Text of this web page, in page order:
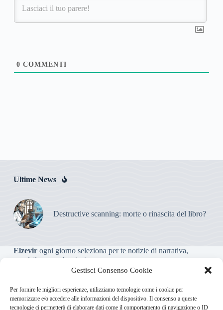
Gestisci Consenso Cookie
Per fornire le migliori esperienze, utilizziamo tecnologie come i cookie per
memorizzare e/o accedere alle informazioni del dispositivo. Il consenso a queste
tecnologie ci permetterà di elaborare dati come il comportamento di navigazione o ID
0 COMMENTI
Ultime News
Destructive scanning: morte o rinascita del libro?
Elzevirogni giorno seleziona per te notizie di narrativa,
saggistica, poesia e teatro.
Testata giornalistica online non iscritta al Tribunale, che non
riceve contributi o agevolazioni pubbliche ai sensi dell’art. 3-
bis della legge 103/2012